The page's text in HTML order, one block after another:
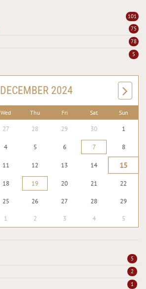
101
75
78
5
DECEMBER 2024
Wed Thu Fri Sat Sun
27 28 29 30 1
4 5 6 7 8
11 12 13 14 15
18 19 20 21 22
25 26 27 28 29
1 2 3 4 5
5
2
1